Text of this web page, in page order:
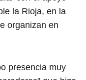
la Rioja, en la
organizan en
presencia muy